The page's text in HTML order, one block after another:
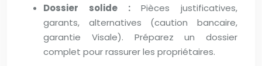
Dossier solide : Pièces justificatives,
garants, alternatives (caution bancaire,
garantie Visale). Préparez un dossier
complet pour rassurer les propriétaires.